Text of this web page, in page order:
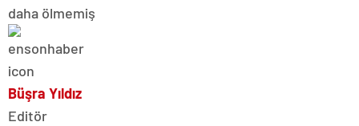
daha ölmemiş
Büşra Yıldız
Editör